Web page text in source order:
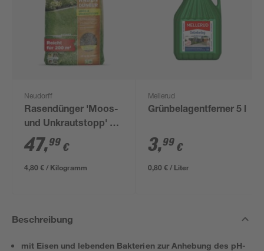
Neudorff
Rasendünger 'Moos-
und Unkrautstopp' 10
kg
47,99 €
4,80 € / Kilogramm
Mellerud
Grünbelagentferner 5 l
3,99 €
0,80 € / Liter
Beschreibung
mit Eisen und lebenden Bakterien zur Anhebung des pH-